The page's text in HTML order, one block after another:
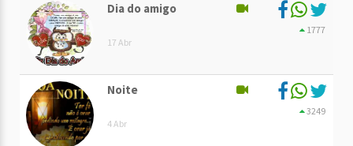
Dia do amigo
17 Abr
1777
Noite
4 Abr
3249